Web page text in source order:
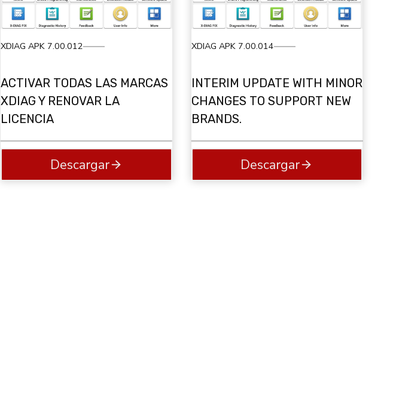
XDIAG APK 7.00.012
ACTIVAR TODAS LAS MARCAS
XDIAG Y RENOVAR LA
LICENCIA
Descargar
XDIAG APK 7.00.014
INTERIM UPDATE WITH MINOR
CHANGES TO SUPPORT NEW
BRANDS.
Descargar